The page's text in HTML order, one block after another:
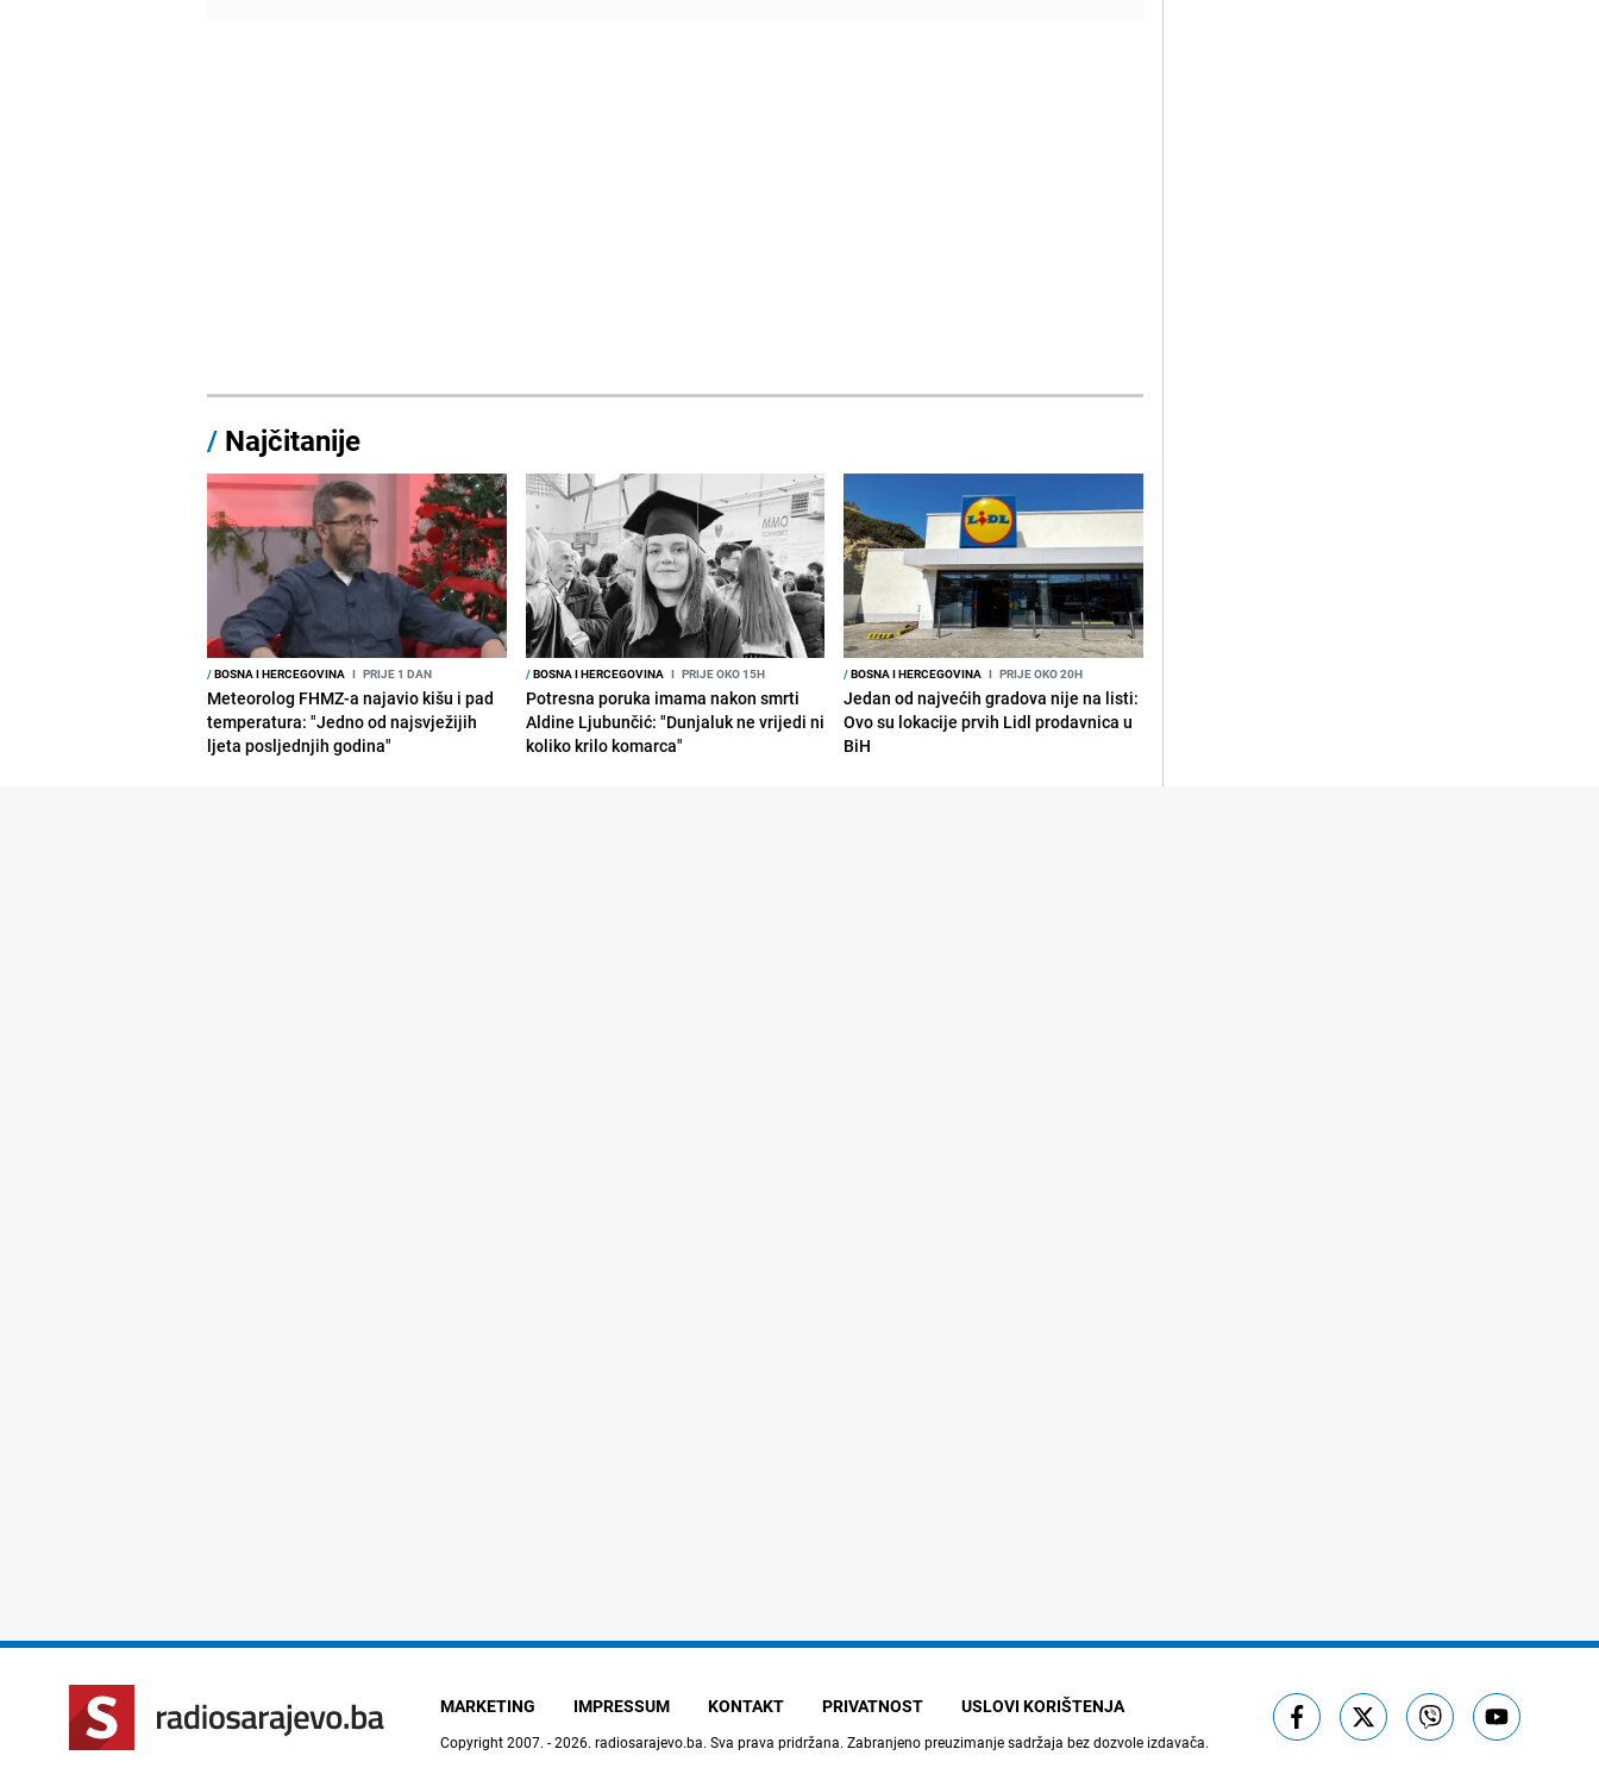
/ Najčitanije
/BOSNA I HERCEGOVINA I PRIJE 1 DAN
Meteorolog FHMZ-a najavio kišu i pad
temperatura: "Jedno od najsvježijih
ljeta posljednjih godina"
/BOSNA I HERCEGOVINA I PRIJE OKO 15H
Potresna poruka imama nakon smrti
Aldine Ljubunčić: "Dunjaluk ne vrijedi ni
koliko krilo komarca"
/BOSNA I HERCEGOVINA I PRIJE OKO 20H
Jedan od najvećih gradova nije na listi:
Ovo su lokacije prvih Lidl prodavnica u
BiH
MARKETING IMPRESSUM KONTAKT PRIVATNOST USLOVI KORIŠTENJA
Copyright 2007. - 2026. radiosarajevo.ba. Sva prava pridržana. Zabranjeno preuzimanje sadržaja bez dozvole izdavača.